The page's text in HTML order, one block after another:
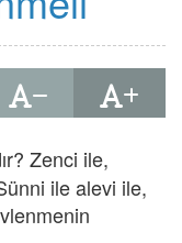
Zenci ile,
ile alevi ile,